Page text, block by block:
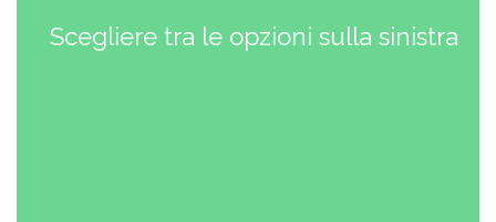
Scegliere tra le opzioni sulla sinistra